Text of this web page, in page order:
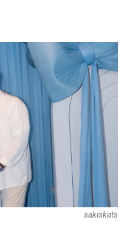
sakiskats